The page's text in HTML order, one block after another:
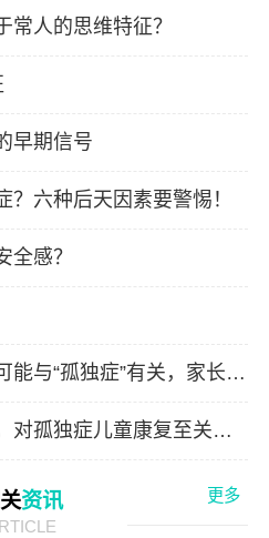
常人的思维特征？
早期信号
六种后天因素要警惕！
全感？
与“孤独症”有关，家长快
对孤独症儿童康复至关重
资讯 更多